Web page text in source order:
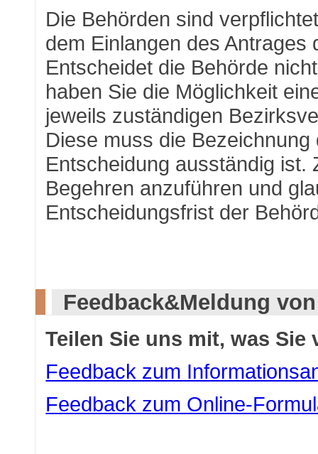
Die Behörden sind
dem Einlangen des
Entscheidet die Behörde
haben Sie die Möglichkeit
jeweils zuständigen
Diese muss die
Entscheidung ausständig ist.
Begehren anzuführen und
Entscheidungsfrist der
Feedback&Meldung
Teilen Sie uns mit, was
Feedback zum
Feedback zum Online-